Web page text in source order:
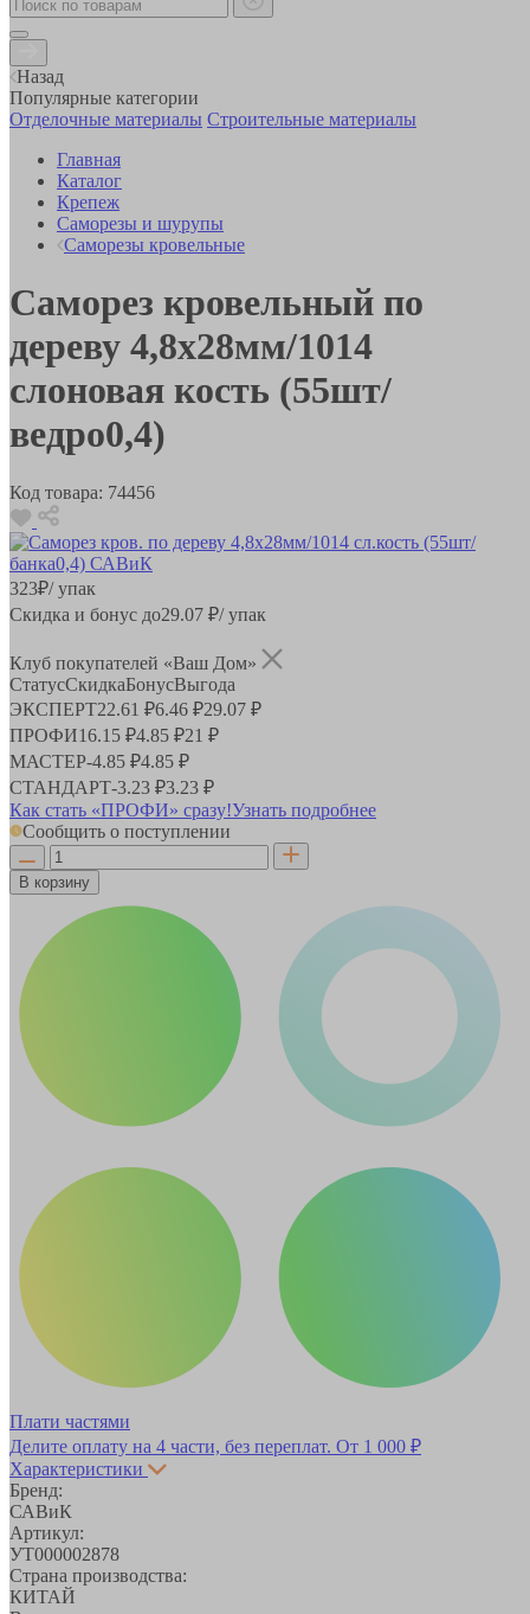
Назад
Популярные категории
Отделочные материалы Строительные материалы
Главная
Каталог
Крепеж
Саморезы и шурупы
Саморезы кровельные
Саморез кровельный по
дереву 4,8х28мм/1014
слоновая кость (55шт/
ведро0,4)
Код товара: 74456
323₽/ упак
Скидка и бонус до29.07 ₽/ упак
Клуб покупателей «Ваш Дом»
СтатусСкидкаБонусВыгода
ЭКСПЕРТ22.61 ₽6.46 ₽29.07 ₽
ПРОФИ16.15 ₽4.85 ₽21 ₽
МАСТЕР-4.85 ₽4.85 ₽
СТАНДАРТ-3.23 ₽3.23 ₽
Как стать «ПРОФИ» сразу!Узнать подробнее
Сообщить о поступлении
В корзину
Плати частями
Делите оплату на 4 части, без переплат. От 1 000 ₽
Характеристики
Бренд:
САВиК
Артикул:
УТ000002878
Страна производства:
КИТАЙ